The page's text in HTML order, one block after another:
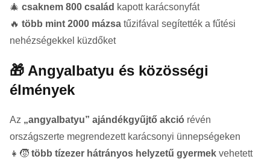
🎄 csaknem 800 család kapott karácsonyfát
🔥 több mint 2000 mázsa tűzifával segítették a fűtési
nehézségekkel küzdőket
🎁 Angyalbatyu és közösségi
élmények
Az „angyalbatyu” ajándékgyűjtő akció révén
országszerte megrendezett karácsonyi ünnepségeken
👧🧒 több tízezer hátrányos helyzetű gyermek vehetett